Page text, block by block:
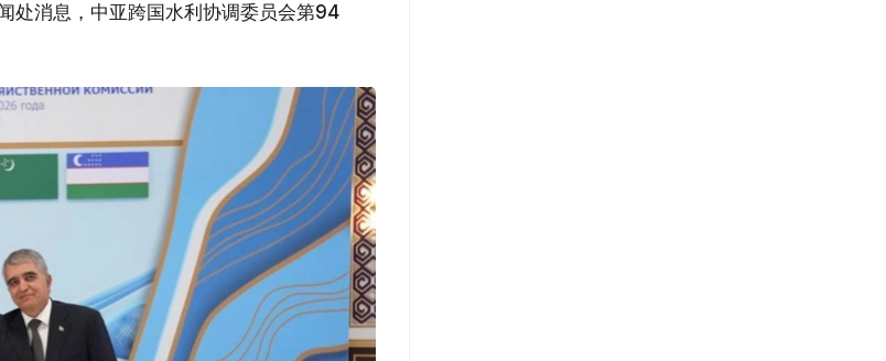
处消息，中亚跨国水利协调委员会第94